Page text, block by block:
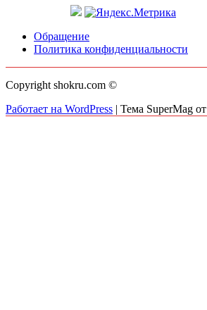
Обращение
Политика конфиденциальности
Copyright shokru.com ©
Работает на WordPress | Тема SuperMag от